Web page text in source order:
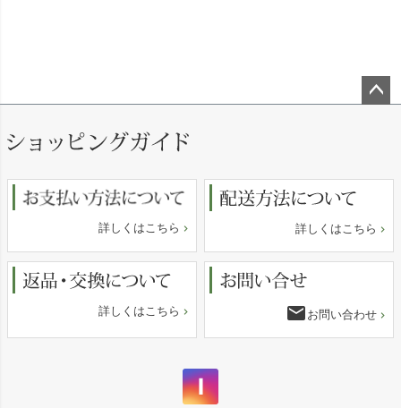
詳しくはこちら 詳しくはこちら
詳しくはこちら email お問い合わせ